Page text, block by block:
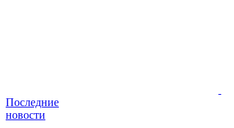
Последние
новости